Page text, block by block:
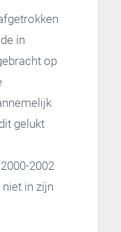
in
op
gelukt
2002
in zijn